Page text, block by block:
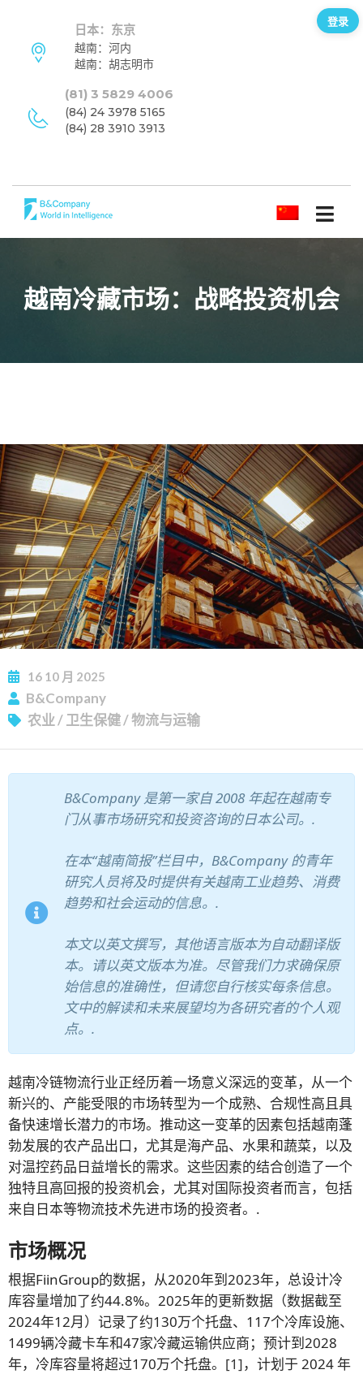
日本：东京
越南：河内
越南：胡志明市
(81) 3 5829 4006
(84) 24 3978 5165
(84) 28 3910 3913
简体中文
越南冷藏市场：战略投资机会
16 10 月 2025
B&Company
农业/ 卫生保健/物流与运输
B&Company 是第一家自 2008 年起在越南专
门从事市场研究和投资咨询的日本公司。.
在本“越南简报”栏目中，B&Company 的青年
研究人员将及时提供有关越南工业趋势、消费
趋势和社会运动的信息。.
本文以英文撰写，其他语言版本为自动翻译版
本。请以英文版本为准。尽管我们力求确保原
始信息的准确性，但请您自行核实每条信息。
文中的解读和未来展望均为各研究者的个人观
点。.
越南冷链物流行业正经历着一场意义深远的变革，从一个
新兴的、产能受限的市场转型为一个成熟、合规性高且具
备快速增长潜力的市场。推动这一变革的因素包括越南蓬
勃发展的农产品出口，尤其是海产品、水果和蔬菜，以及
对温控药品日益增长的需求。这些因素的结合创造了一个
独特且高回报的投资机会，尤其对国际投资者而言，包括
来自日本等物流技术先进市场的投资者。.
市场概况
根据FiinGroup的数据，从2020年到2023年，总设计冷
库容量增加了约44.8%。2025年的更新数据（数据截至
2024年12月）记录了约130万个托盘、117个冷库设施、
1499辆冷藏卡车和47家冷藏运输供应商；预计到2028
年，冷库容量将超过170万个托盘。 [1]，计划于 2024 年
登录